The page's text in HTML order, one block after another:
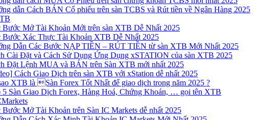
dẫn Cách BÁN Cổ phiếu trên sàn TCBS và Rút tiền về Ngân Hàng 2025
Bước Mở Tài Khoản Mới trên sàn XTB Dễ Nhất 2025
Bước Xác Thực Tài Khoản XTB Dễ Nhất 2025
Dẫn Các Bước NẠP TIỀN – RÚT TIỀN từ sàn XTB Mới Nhất 2025
Cài Đặt và Cách Sử Dụng Ứng Dụng xSTATION của sàn XTB 2025
Đặt Lệnh MUA và BÁN trên Sàn XTB mới nhất 2025
Cách Giao Dịch trên sàn XTB với xStation dễ nhất 2025
XTB là Sàn Forex Tốt Nhất để giao dịch trong năm 2025 ?
5 Sàn Giao Dịch Forex, Hàng Hoá, Chứng Khoán, … gọi tên XTB
Bước Mở Tài Khoản trên Sàn IC Markets dễ nhất 2025